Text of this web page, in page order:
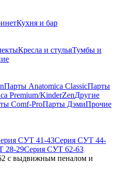
Кухня и бар
Кресла и стульяТумбы и
Парты Anatomica ClassicПарты
Premium/KinderZenДругие
Comf-ProПарты ДэмиПрочие
СУТ 41-43Серия СУТ 44-
28-29Серия СУТ 62-63
с выдвижным пеналом и